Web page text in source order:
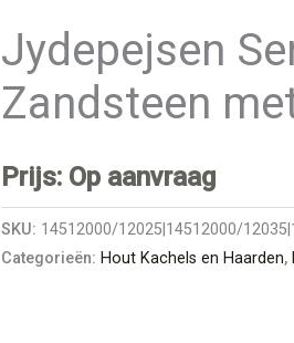
Jydepejsen
Zandsteen
Prijs: Op aanvraag
SKU: 14512000/12025|14512000/
Categorieën: Hout Kachels en Haarden,